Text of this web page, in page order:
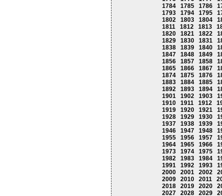
1784
1785 1786
1793
1794 1795
1802
1803 1804
1811
1812 1813
1820
1821 1822
1829
1830 1831
1838
1839 1840
1847
1848 1849
1856
1857 1858
1865
1866 1867
1874
1875 1876
1883
1884 1885
1892
1893 1894
1901
1902 1903
1910
1911 1912
1919
1920 1921
1928
1929 1930
1937
1938 1939
1946
1947 1948
1955
1956 1957
1964
1965 1966
1973
1974 1975
1982
1983 1984
1991
1992 1993
2000
2001 2002
2009
2010 2011
2018
2019 2020
2027
2028 2029